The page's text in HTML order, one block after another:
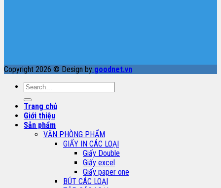
Copyright 2026 © Design by goodnet.vn
Search
for:
Trang chủ
Giới thiệu
Sản phẩm
VĂN PHÒNG PHẨM
GIẤY IN CÁC LOẠI
Giấy Double
Giấy excel
Giấy paper one
BÚT CÁC LOẠI